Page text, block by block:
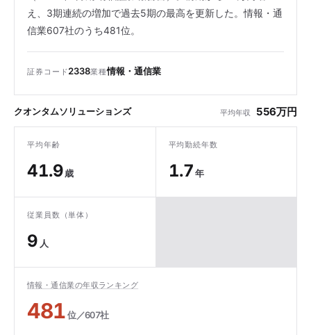
え、3期連続の増加で過去5期の最高を更新した。情報・通
信業607社のうち481位。
証券コード2338業種情報・通信業
クオンタムソリューションズ 平均年収 556万円
平均年齢
41.9歳
平均勤続年数
1.7年
従業員数（単体）
9 人
情報・通信業の年収ランキング
481位／607社